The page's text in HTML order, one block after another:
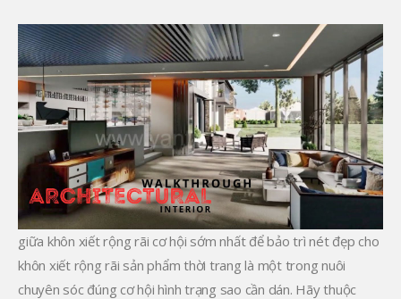
giữa khôn xiết rộng rãi cơ hội sớm nhất để bảo trì nét đẹp cho
khôn xiết rộng rãi sản phẩm thời trang là một trong nuôi
chuyên sóc đúng cơ hội hình trạng sao cần dán. Hãy thuộc